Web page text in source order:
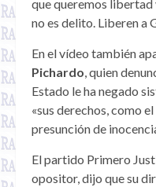
que queremos
no es delito. Liberen a
En el vídeo también
Pichardo, quien
Estado le ha negado
«sus derechos, como
presunción de
El partido Primero
opositor, dijo que su